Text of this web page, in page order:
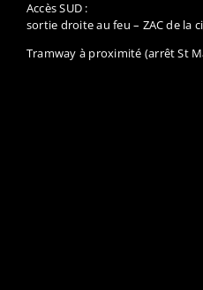
Accès SUD :
sortie droite au feu – ZAC de la
Tramway à proximité (arrêt St